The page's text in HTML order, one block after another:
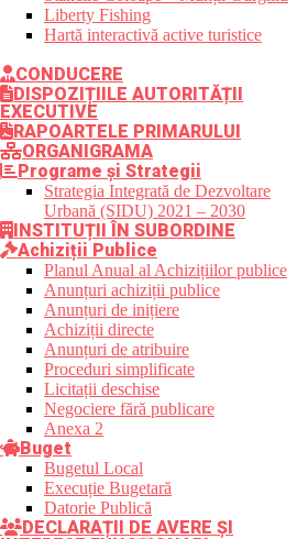
Liberty Fishing
Hartă interactivă active turistice
CONDUCERE
DISPOZIȚIILE AUTORITĂȚII
EXECUTIVE
RAPOARTELE PRIMARULUI
ORGANIGRAMA
Programe și Strategii
Strategia Integrată de Dezvoltare
Urbană (SIDU) 2021 – 2030
INSTITUȚII ÎN SUBORDINE
Achiziții Publice
Planul Anual al Achizițiilor publice
Anunțuri achiziții publice
Anunțuri de inițiere
Achiziții directe
Anunțuri de atribuire
Proceduri simplificate
Licitații deschise
Negociere fără publicare
Anexa 2
Buget
Bugetul Local
Execuție Bugetară
Datorie Publică
DECLARAȚII DE AVERE ȘI